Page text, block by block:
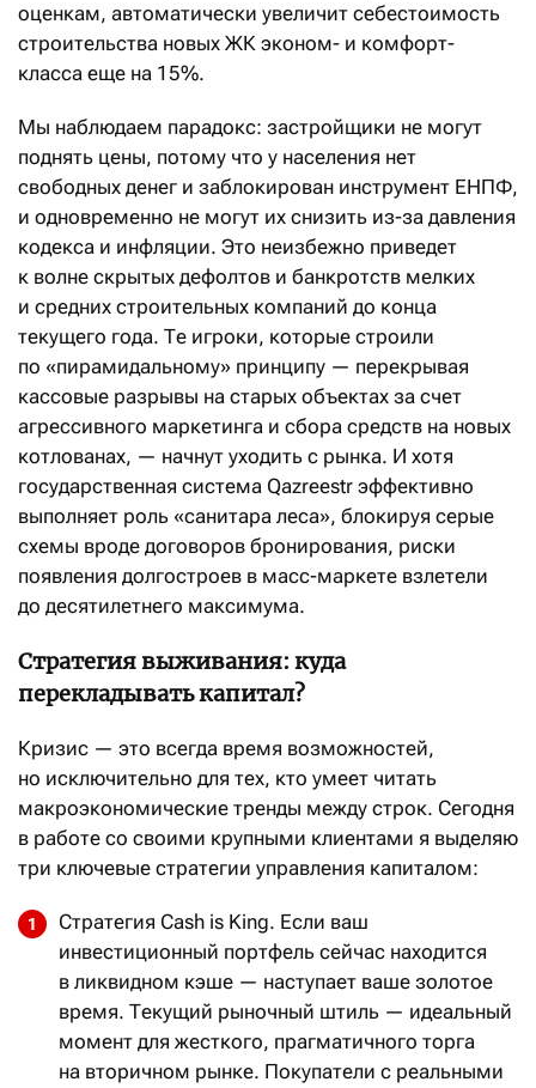
оценкам, автоматически увеличит себестоимость
строительства новых ЖК эконом- и комфорт-
класса еще на 15%.
Мы наблюдаем парадокс: застройщики не могут
поднять цены, потому что у населения нет
свободных денег и заблокирован инструмент ЕНПФ,
и одновременно не могут их снизить из-за давления
кодекса и инфляции. Это неизбежно приведет
к волне скрытых дефолтов и банкротств мелких
и средних строительных компаний до конца
текущего года. Те игроки, которые строили
по «пирамидальному» принципу — перекрывая
кассовые разрывы на старых объектах за счет
агрессивного маркетинга и сбора средств на новых
котлованах, — начнут уходить с рынка. И хотя
государственная система Qazreestr эффективно
выполняет роль «санитара леса», блокируя серые
схемы вроде договоров бронирования, риски
появления долгостроев в масс-маркете взлетели
до десятилетнего максимума.
Стратегия выживания: куда
перекладывать капитал?
Кризис — это всегда время возможностей,
но исключительно для тех, кто умеет читать
макроэкономические тренды между строк. Сегодня
в работе со своими крупными клиентами я выделяю
три ключевые стратегии управления капиталом:
Стратегия Cash is King. Если ваш
инвестиционный портфель сейчас находится
в ликвидном кэше — наступает ваше золотое
время. Текущий рыночный штиль — идеальный
момент для жесткого, прагматичного торга
на вторичном рынке. Покупатели с реальными